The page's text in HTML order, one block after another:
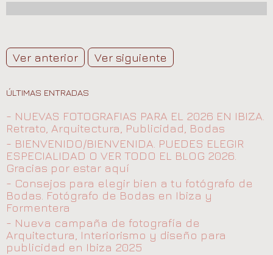
Ver anterior Ver siguiente
ÚLTIMAS ENTRADAS
- NUEVAS FOTOGRAFIAS PARA EL 2026 EN IBIZA.
Retrato, Arquitectura, Publicidad, Bodas
- BIENVENIDO/BIENVENIDA. PUEDES ELEGIR
ESPECIALIDAD O VER TODO EL BLOG 2026.
Gracias por estar aquí
- Consejos para elegir bien a tu fotógrafo de
Bodas. Fotógrafo de Bodas en Ibiza y
Formentera
- Nueva campaña de fotografía de
Arquitectura, Interiorismo y diseño para
publicidad en Ibiza 2025